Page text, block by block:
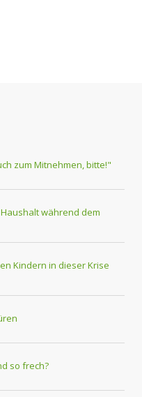
zum Mitnehmen, bitte!"
während dem
Kindern in dieser Krise
so frech?